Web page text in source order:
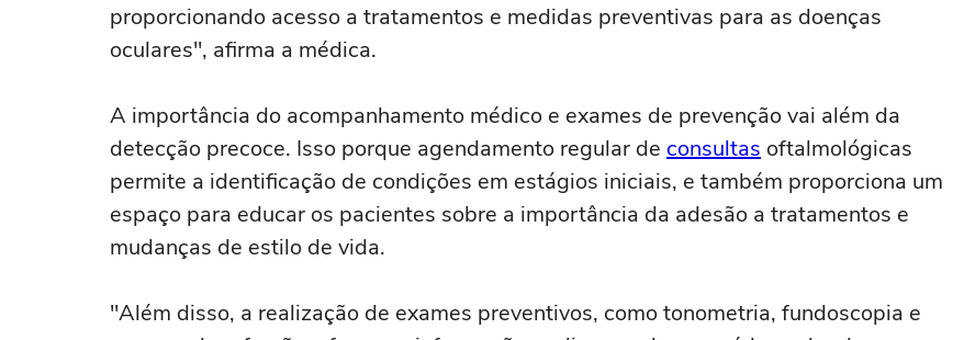
proporcionando acesso a tratamentos e medidas preventivas para as doenças
oculares", afirma a médica.
A importância do acompanhamento médico e exames de prevenção vai além da
detecção precoce. Isso porque agendamento regular de consultas oftalmológicas
permite a identificação de condições em estágios iniciais, e também proporciona um
espaço para educar os pacientes sobre a importância da adesão a tratamentos e
mudanças de estilo de vida.
"Além disso, a realização de exames preventivos, como tonometria, fundoscopia e